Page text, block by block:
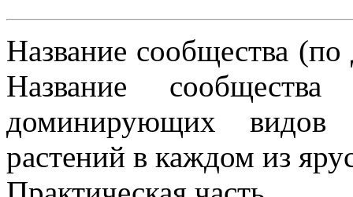
Название сообщества
Название
доминирующих видов
растений в каждом из